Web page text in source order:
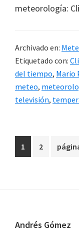
meteorología:
Archivado en:
Etiquetado con:
del tiempo, Mario
meteo,
televisión,
Ir
a
1
Ir
2
Ir
Footer
Andrés Gómez